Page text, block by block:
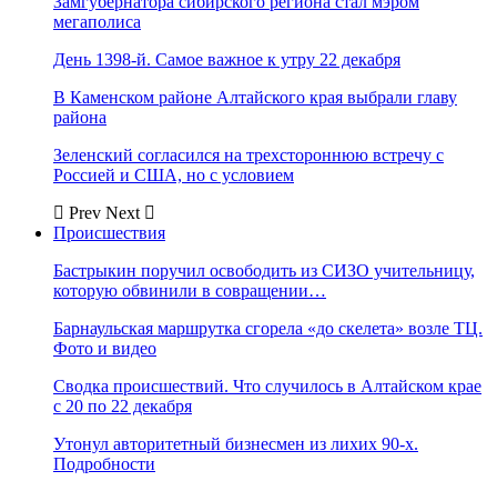
мегаполиса
День 1398-й. Самое важное к утру 22 декабря
В Каменском районе Алтайского края выбрали главу
района
Зеленский согласился на трехстороннюю встречу с
Россией и США, но с условием
Prev Next
Происшествия
Бастрыкин поручил освободить из СИЗО учительницу,
которую обвинили в совращении…
Барнаульская маршрутка сгорела «до скелета» возле ТЦ.
Фото и видео
Сводка происшествий. Что случилось в Алтайском крае
с 20 по 22 декабря
Утонул авторитетный бизнесмен из лихих 90-х.
Подробности